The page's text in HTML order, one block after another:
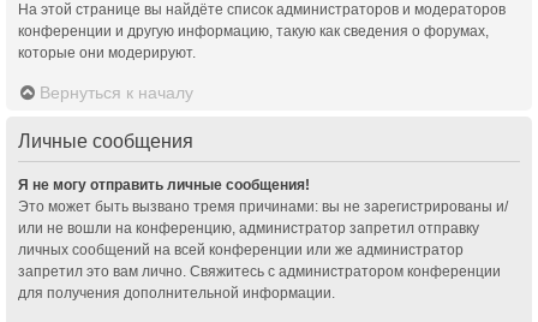
На этой странице вы найдёте список администраторов и модераторов
конференции и другую информацию, такую как сведения о форумах,
которые они модерируют.
Вернуться к началу
Личные сообщения
Я не могу отправить личные сообщения!
Это может быть вызвано тремя причинами: вы не зарегистрированы и/
или не вошли на конференцию, администратор запретил отправку
личных сообщений на всей конференции или же администратор
запретил это вам лично. Свяжитесь с администратором конференции
для получения дополнительной информации.